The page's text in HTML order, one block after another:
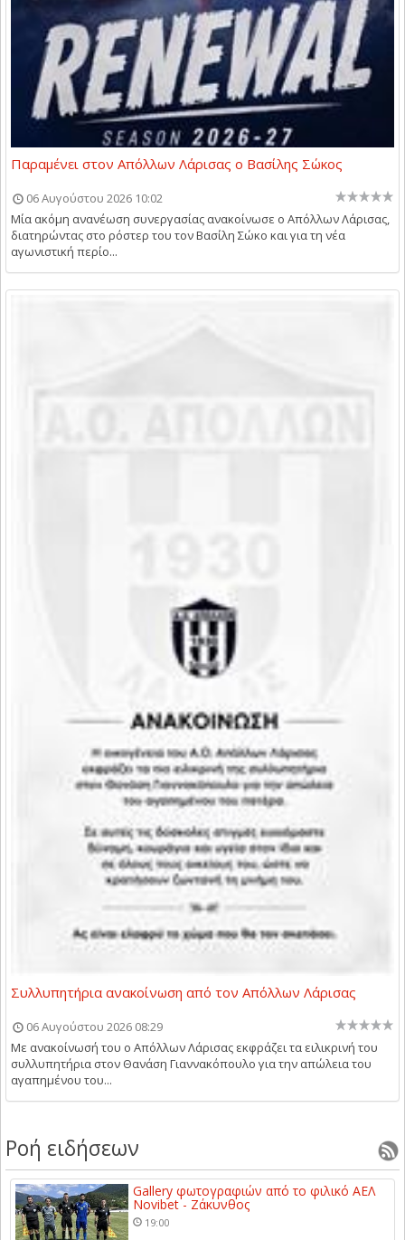
Παραμένει στον Απόλλων Λάρισας ο Βασίλης Σώκος
06 Αυγούστου 2026 10:02
Μία ακόμη ανανέωση συνεργασίας ανακοίνωσε ο Απόλλων Λάρισας,
διατηρώντας στο ρόστερ του τον Βασίλη Σώκο και για τη νέα
αγωνιστική περίο...
Συλλυπητήρια ανακοίνωση από τον Απόλλων Λάρισας
06 Αυγούστου 2026 08:29
Με ανακοίνωσή του ο Απόλλων Λάρισας εκφράζει τα ειλικρινή του
συλλυπητήρια στον Θανάση Γιαννακόπουλο για την απώλεια του
αγαπημένου του...
Ροή ειδήσεων
Gallery φωτογραφιών από το φιλικό ΑΕΛ
Novibet - Ζάκυνθος
19:00